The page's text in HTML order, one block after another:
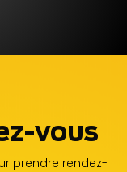
vous
prendre rendez-